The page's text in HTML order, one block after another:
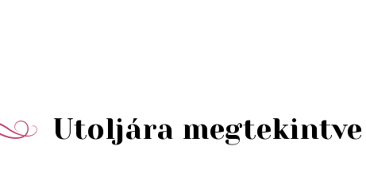
Utoljára megtekintve